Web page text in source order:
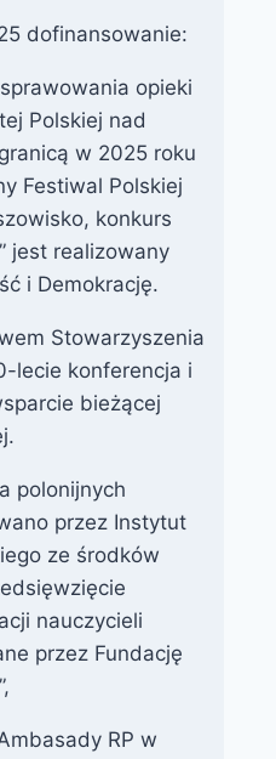
dofinansowanie:
opieki
Polskiej nad
w 2025 roku
Festiwal Polskiej
konkurs
jest realizowany
i Demokrację.
Stowarzyszenia
lecie konferencja i
bieżącej
polonijnych
przez Instytut
ze środków
nauczycieli
przez Fundację
RP w